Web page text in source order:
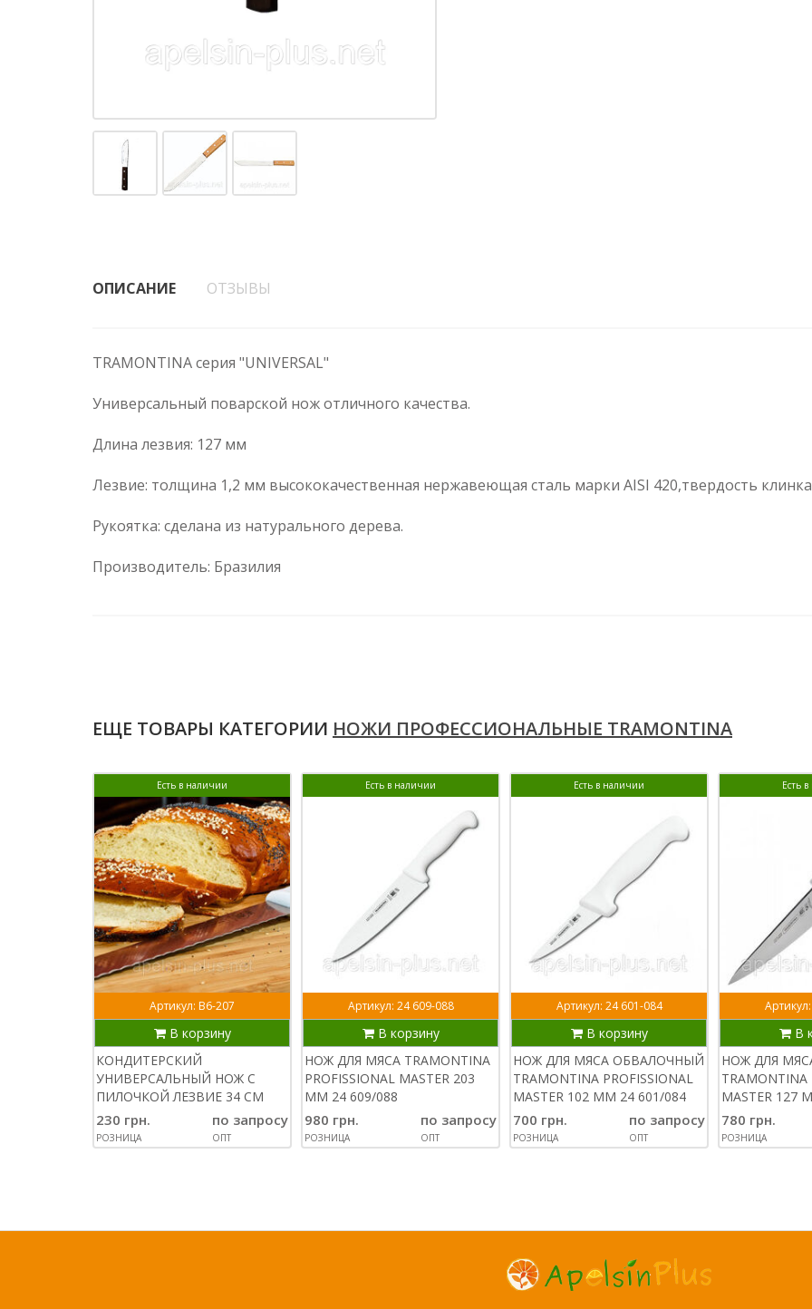
ОПИСАНИЕ ОТЗЫВЫ
TRAMONTINA серия "UNIVERSAL"
Универсальный поварской нож отличного качества.
Длина лезвия: 127 мм
Лезвие: толщина 1,2 мм высококачественная нержавеющая сталь марки AISI 420,твердость клинка
Рукоятка: сделана из натурального дерева.
Производитель: Бразилия
ЕЩЕ ТОВАРЫ КАТЕГОРИИ НОЖИ ПРОФЕССИОНАЛЬНЫЕ TRAMONTINA
Есть в наличии
Артикул: В6-207
В корзину
КОНДИТЕРСКИЙ
УНИВЕРСАЛЬНЫЙ НОЖ С
ПИЛОЧКОЙ ЛЕЗВИЕ 34 СМ
230 грн.
РОЗНИЦА
по запросу
ОПТ
Есть в наличии
Артикул: 24 609-088
В корзину
НОЖ ДЛЯ МЯСА TRAMONTINA
PROFISSIONAL MASTER 203
ММ 24 609/088
980 грн.
РОЗНИЦА
по запросу
ОПТ
Есть в наличии
Артикул: 24 601-084
В корзину
НОЖ ДЛЯ МЯСА ОБВАЛОЧНЫЙ
TRAMONTINA PROFISSIONAL
MASTER 102 ММ 24 601/084
700 грн.
РОЗНИЦА
по запросу
ОПТ
Есть
В
НОЖ ДЛЯ
TRAMONTINA
MASTER 127
780 грн.
РОЗНИЦА